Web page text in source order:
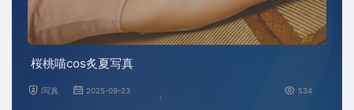
桜桃喵cos炙夏写真
i写真 2025-09-23 534